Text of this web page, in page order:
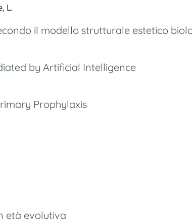
L.
il modello strutturale estetico
by Artificial Intelligence
Prophylaxis
età evolutiva